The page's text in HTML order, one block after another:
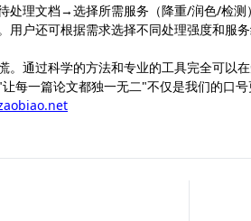
处理文档→选择所需服务（降重/润色/检
户还可根据需求选择不同处理强度和服务
。通过科学的方法和专业的工具完全可以
每一篇论文都独一无二"不仅是我们的口